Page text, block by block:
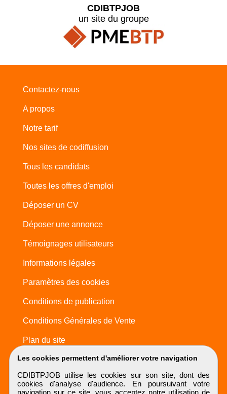
Les cookies permettent d'améliorer votre navigation
CDIBTPJOB utilise les cookies sur son site, dont des
cookies d'analyse d'audience. En poursuivant votre
navigation sur ce site, vous acceptez notre utilisation de
CDIBTPJOB
un site du groupe
Contactez-nous
A propos
Notre tarif
Nos sites de codiffusion
Tous les candidats
Toutes les offres d'emploi
Déposer un CV
Déposer une annonce
Témoignages utilisateurs
Informations légales
Paramètres des cookies
Conditions de publication
Conditions Générales de Vente
Plan du site